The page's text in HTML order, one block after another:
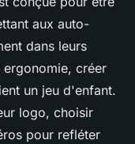
aux auto-
dans leurs
créer
un jeu d'enfant.
logo, choisir
pour refléter